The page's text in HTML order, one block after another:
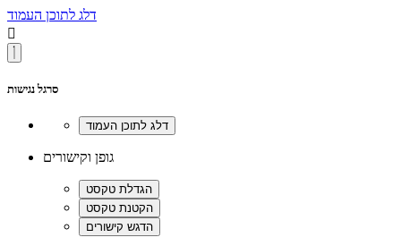
דלג לתוכן העמוד

סרגל נגישות
גופן וקישורים